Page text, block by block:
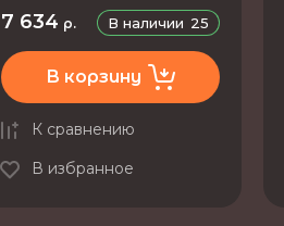
В наличии 25
7 634 р.
В корзину
К сравнению
В избранное